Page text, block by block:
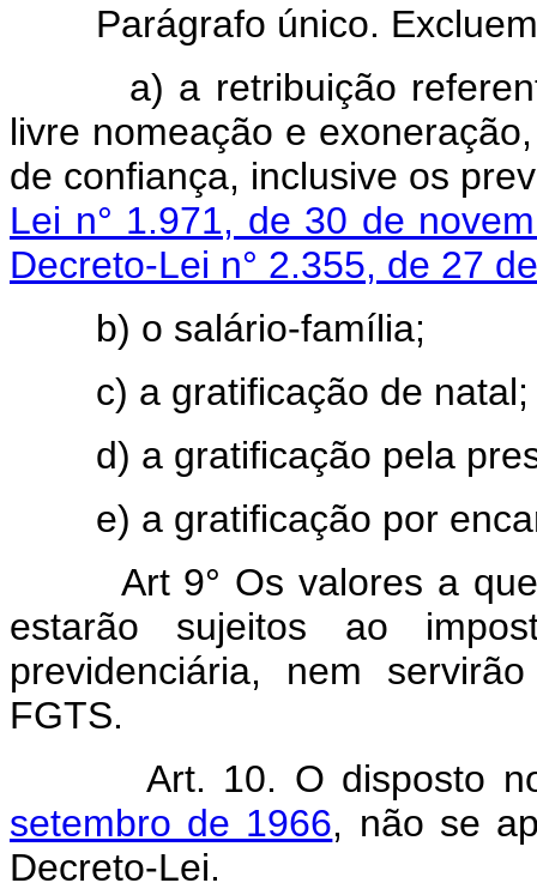
Parágrafo único.
a) a retribuição referente
livre nomeação e
de confiança, inclusive os
Lei n° 1.971, de 30 de
Decreto-Lei n° 2.355, de 27
b) o salário-família;
c) a gratificação de natal;
d) a gratificação pela
e) a gratificação por
Art 9° Os valores a que
estarão sujeitos ao
previdenciária, nem
FGTS.
Art. 10. O disposto
setembro de 1966, não se
Decreto-Lei.